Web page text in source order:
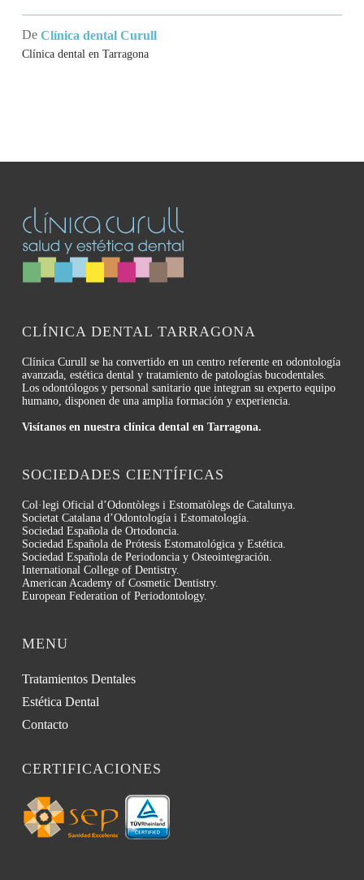
De Clínica dental Curull
Clínica dental en Tarragona
CLÍNICA DENTAL TARRAGONA
Clínica Curull se ha convertido en un centro referente en odontología
avanzada, estética dental y tratamiento de patologías bucodentales.
Los odontólogos y personal sanitario que integran su experto equipo
humano, disponen de una amplia formación y experiencia.
Visítanos en nuestra clínica dental en Tarragona.
SOCIEDADES CIENTÍFICAS
Col·legi Oficial d’Odontòlegs i Estomatòlegs de Catalunya.
Societat Catalana d’Odontología i Estomatología.
Sociedad Española de Ortodoncia.
Sociedad Española de Prótesis Estomatológica y Estética.
Sociedad Española de Periodoncia y Osteointegración.
International College of Dentistry.
American Academy of Cosmetic Dentistry.
European Federation of Periodontology.
MENU
Tratamientos Dentales
Estética Dental
Contacto
CERTIFICACIONES